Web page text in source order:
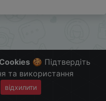
🍪 Підтвердіть
та використання
відхилити